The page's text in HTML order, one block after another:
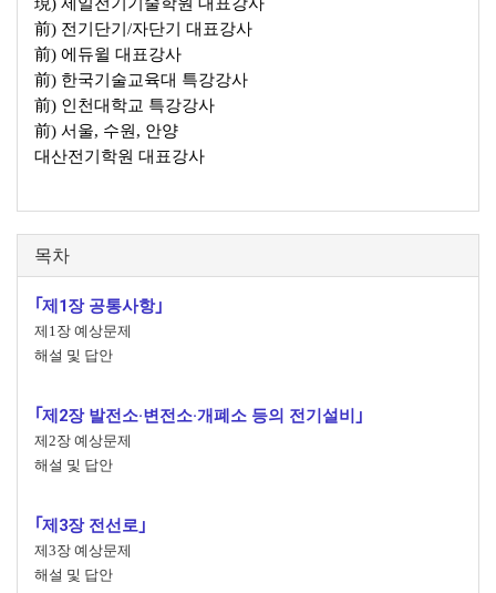
前) 전기단기/자단기 대표강사
前) 에듀윌 대표강사
前) 한국기술교육대 특강강사
前) 인천대학교 특강강사
前) 서울, 수원, 안양
대산전기학원 대표강사
목차
｢제1장 공통사항｣
제1장 예상문제
해설 및 답안
｢제2장 발전소·변전소·개폐소 등의 전기설비｣
제2장 예상문제
해설 및 답안
｢제3장 전선로｣
제3장 예상문제
해설 및 답안